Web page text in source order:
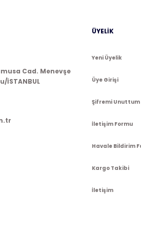
Cad. Menevşe
İSTANBUL
ÜYELİK
Yeni Üyelik
Üye Girişi
Şifremi Unuttum
İletişim Formu
Havale Bildirim
Kargo Takibi
İletişim